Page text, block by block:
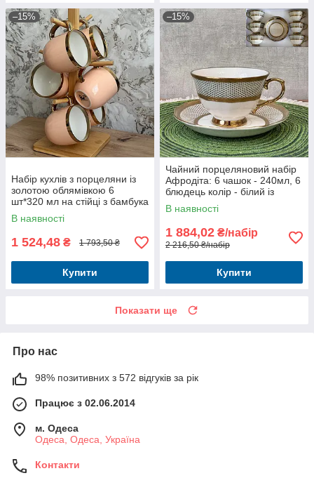
–15%
Набір кухлів з порцеляни із
золотою облямівкою 6
шт*320 мл на стійці з бамбука
пудрового кольору
В наявності
1 524,48 ₴ 1 793,50 ₴
Купити
–15%
Чайний порцеляновий набір
Афродіта: 6 чашок - 240мл, 6
блюдець колір - білий із
золотом
В наявності
1 884,02 ₴/набір
2 216,50 ₴/набір
Купити
Показати ще
Про нас
98% позитивних з 572 відгуків за рік
Працює з 02.06.2014
м. Одеса
Одеса, Одеса, Україна
Контакти